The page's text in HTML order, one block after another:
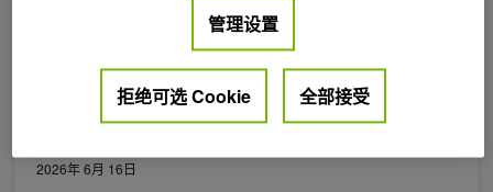
2026年 6月 16日
管理设置
拒绝可选 Cookie 全部接受